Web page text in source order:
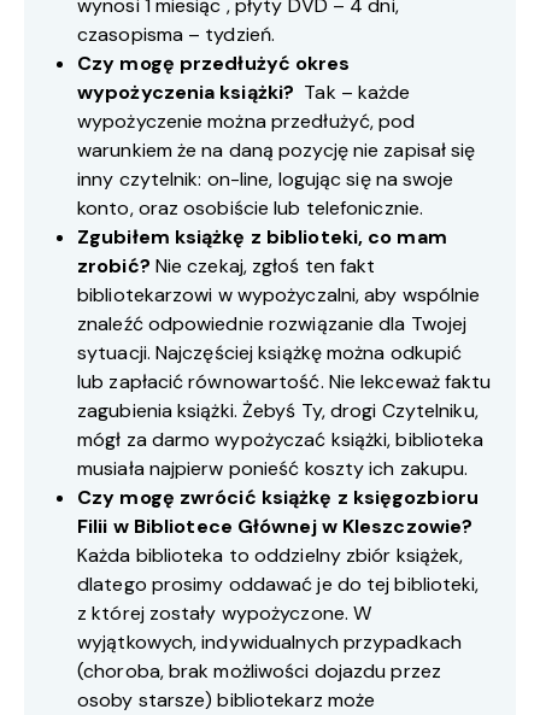
wynosi 1 miesiąc , płyty DVD – 4 dni,
czasopisma – tydzień.
Czy mogę przedłużyć okres
wypożyczenia książki? Tak – każde
wypożyczenie można przedłużyć, pod
warunkiem że na daną pozycję nie zapisał się
inny czytelnik: on-line, logując się na swoje
konto, oraz osobiście lub telefonicznie.
Zgubiłem książkę z biblioteki, co mam
zrobić? Nie czekaj, zgłoś ten fakt
bibliotekarzowi w wypożyczalni, aby wspólnie
znaleźć odpowiednie rozwiązanie dla Twojej
sytuacji. Najczęściej książkę można odkupić
lub zapłacić równowartość. Nie lekceważ faktu
zagubienia książki. Żebyś Ty, drogi Czytelniku,
mógł za darmo wypożyczać książki, biblioteka
musiała najpierw ponieść koszty ich zakupu.
Czy mogę zwrócić książkę z księgozbioru
Filii w Bibliotece Głównej w Kleszczowie?
Każda biblioteka to oddzielny zbiór książek,
dlatego prosimy oddawać je do tej biblioteki,
z której zostały wypożyczone. W
wyjątkowych, indywidualnych przypadkach
(choroba, brak możliwości dojazdu przez
osoby starsze) bibliotekarz może